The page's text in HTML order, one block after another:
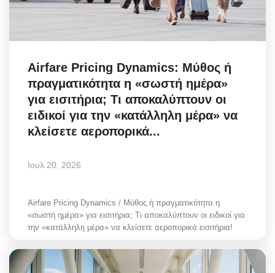
Airfare Pricing Dynamics: Μύθος ή
πραγματικότητα η «σωστή ημέρα»
για εισιτήρια; Τι αποκαλύπτουν οι
ειδικοί για την «κατάλληλη μέρα» να
κλείσετε αεροπορικά...
Ιουλ 20, 2026
Airfare Pricing Dynamics / Μύθος ή πραγματικότητα η
«σωστή ημέρα» για εισιτήρια; Τι αποκαλύπτουν οι ειδικοί για
την «κατάλληλη μέρα» να κλείσετε αεροπορικά εισιτήρια!